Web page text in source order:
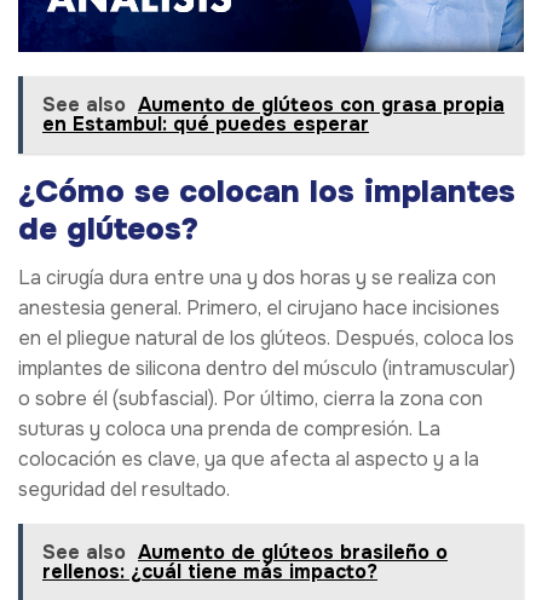
See also Aumento de glúteos con grasa propia
en Estambul: qué puedes esperar
¿Cómo se colocan los implantes
de glúteos?
La cirugía dura entre una y dos horas y se realiza con
anestesia general. Primero, el cirujano hace incisiones
en el pliegue natural de los glúteos. Después, coloca los
implantes de silicona dentro del músculo (intramuscular)
o sobre él (subfascial). Por último, cierra la zona con
suturas y coloca una prenda de compresión. La
colocación es clave, ya que afecta al aspecto y a la
seguridad del resultado.
See also Aumento de glúteos brasileño o
rellenos: ¿cuál tiene más impacto?